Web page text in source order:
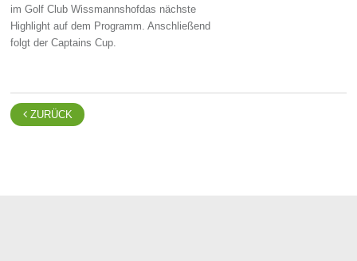
im Golf Club Wissmannshofdas nächste
Highlight auf dem Programm. Anschließend
folgt der Captains Cup.
ZURÜCK